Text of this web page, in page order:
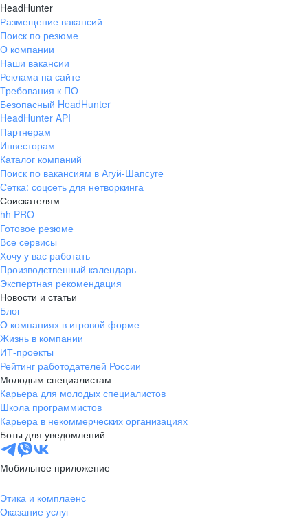
HeadHunter
Размещение вакансий
Поиск по резюме
О компании
Наши вакансии
Реклама на сайте
Требования к ПО
Безопасный HeadHunter
HeadHunter API
Партнерам
Инвесторам
Каталог компаний
Поиск по вакансиям в Агуй-Шапсуге
Сетка: соцсеть для нетворкинга
Соискателям
hh PRO
Готовое резюме
Все сервисы
Хочу у вас работать
Производственный календарь
Экспертная рекомендация
Новости и статьи
Блог
О компаниях в игровой форме
Жизнь в компании
ИТ-проекты
Рейтинг работодателей России
Молодым специалистам
Карьера для молодых специалистов
Школа программистов
Карьера в некоммерческих организациях
Боты для уведомлений
Мобильное приложение
Этика и комплаенс
Оказание услуг